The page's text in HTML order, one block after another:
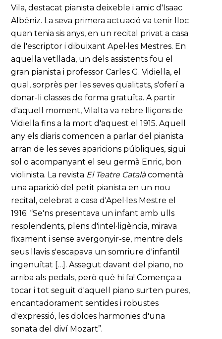
Vila, destacat pianista deixeble i amic d'Isaac
Albéniz. La seva primera actuació va tenir lloc
quan tenia sis anys, en un recital privat a casa
de l'escriptor i dibuixant Apel·les Mestres. En
aquella vetllada, un dels assistents fou el
gran pianista i professor Carles G. Vidiella, el
qual, sorprès per les seves qualitats, s'oferí a
donar-li classes de forma gratuïta. A partir
d'aquell moment, Vilalta va rebre lliçons de
Vidiella fins a la mort d'aquest el 1915. Aquell
any els diaris comencen a parlar del pianista
arran de les seves aparicions públiques, sigui
sol o acompanyant el seu germà Enric, bon
violinista. La revista El Teatre Catalàcomentà
una aparició del petit pianista en un nou
recital, celebrat a casa d'Apel·les Mestre el
1916: “Se'ns presentava un infant amb ulls
resplendents, plens d'intel·ligència, mirava
fixament i sense avergonyir-se, mentre dels
seus llavis s'escapava un somriure d'infantil
ingenuïtat […]. Assegut davant del piano, no
arriba als pedals, però què hi fa! Comença a
tocar i tot seguit d'aquell piano surten pures,
encantadorament sentides i robustes
d'expressió, les dolces harmonies d'una
sonata del diví Mozart”.